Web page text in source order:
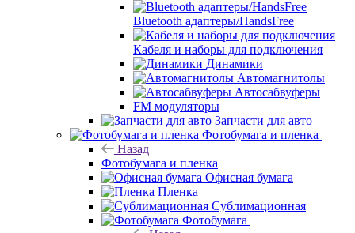
Bluetooth адаптеры/HandsFree
Кабеля и наборы для подключения
Динамики
Автомагнитолы
Автосабвуферы
FM модуляторы
Запчасти для авто
Фотобумага и пленка
Назад
Фотобумага и пленка
Офисная бумага
Пленка
Сублимационная
Фотобумага